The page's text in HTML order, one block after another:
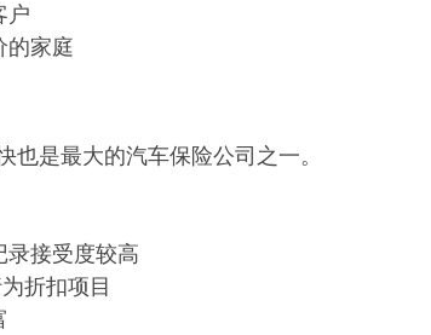
户
的家庭
也是最大的汽车保险公司之一。
录接受度较高
折扣项目